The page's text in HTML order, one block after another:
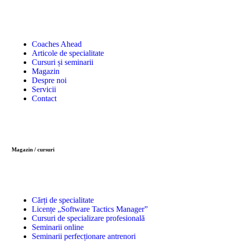
Coaches Ahead
Articole de specialitate
Cursuri și seminarii
Magazin
Despre noi
Servicii
Contact
Magazin / cursuri
Cărți de specialitate
Licențe „Software Tactics Manager”
Cursuri de specializare profesională
Seminarii online
Seminarii perfecționare antrenori